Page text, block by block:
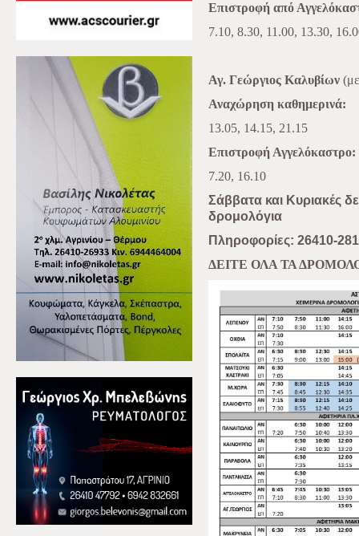
Επιστροφή από
7.10, 8.30, 11.00, 13.30,
Αγ. Γεώργιος Καλυβίων
Αναχώρηση καθημερινά:
13.05, 14.15, 21.15
Επιστροφή Αγγελόκαστρο:
7.20, 16.10
Σάββατα και Κυριακές
δρομολόγια
Πληροφορίες: 26410-
ΔΕΙΤΕ ΟΛΑ ΤΑ